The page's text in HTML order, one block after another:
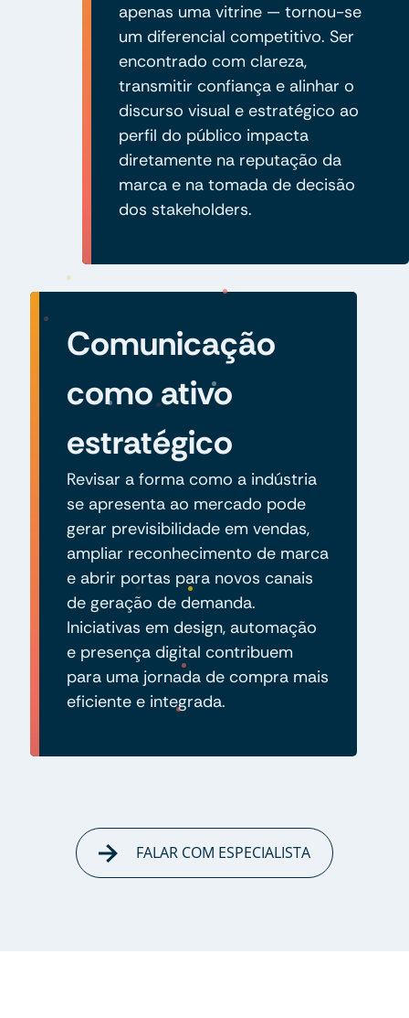
apenas uma vitrine — tornou-se
um diferencial competitivo. Ser
encontrado com clareza,
transmitir confiança e alinhar o
discurso visual e estratégico ao
perfil do público impacta
diretamente na reputação da
marca e na tomada de decisão
dos stakeholders.
Comunicação
como ativo
estratégico
Revisar a forma como a indústria
se apresenta ao mercado pode
gerar previsibilidade em vendas,
ampliar reconhecimento de marca
e abrir portas para novos canais
de geração de demanda.
Iniciativas em design, automação
e presença digital contribuem
para uma jornada de compra mais
eficiente e integrada.
FALAR COM ESPECIALISTA